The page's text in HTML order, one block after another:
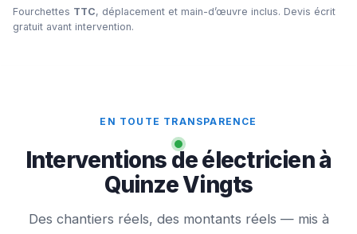
Fourchettes TTC, déplacement et main-d’œuvre inclus. Devis écrit
gratuit avant intervention.
EN TOUTE TRANSPARENCE
Interventions de électricien à
Quinze Vingts
Des chantiers réels, des montants réels — mis à